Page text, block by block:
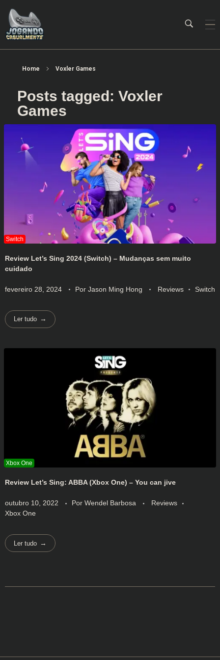
Home Voxler Games
Posts tagged: Voxler
Games
Review Let’s Sing 2024 (Switch) – Mudanças sem muito
cuidado
fevereiro 28, 2024 Por Jason Ming Hong Reviews Switch
Ler tudo
Review Let’s Sing: ABBA (Xbox One) – You can jive
outubro 10, 2022 Por Wendel Barbosa
Reviews
Xbox One
Ler tudo